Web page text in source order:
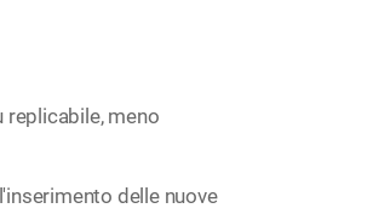
replicabile, meno
delle nuove